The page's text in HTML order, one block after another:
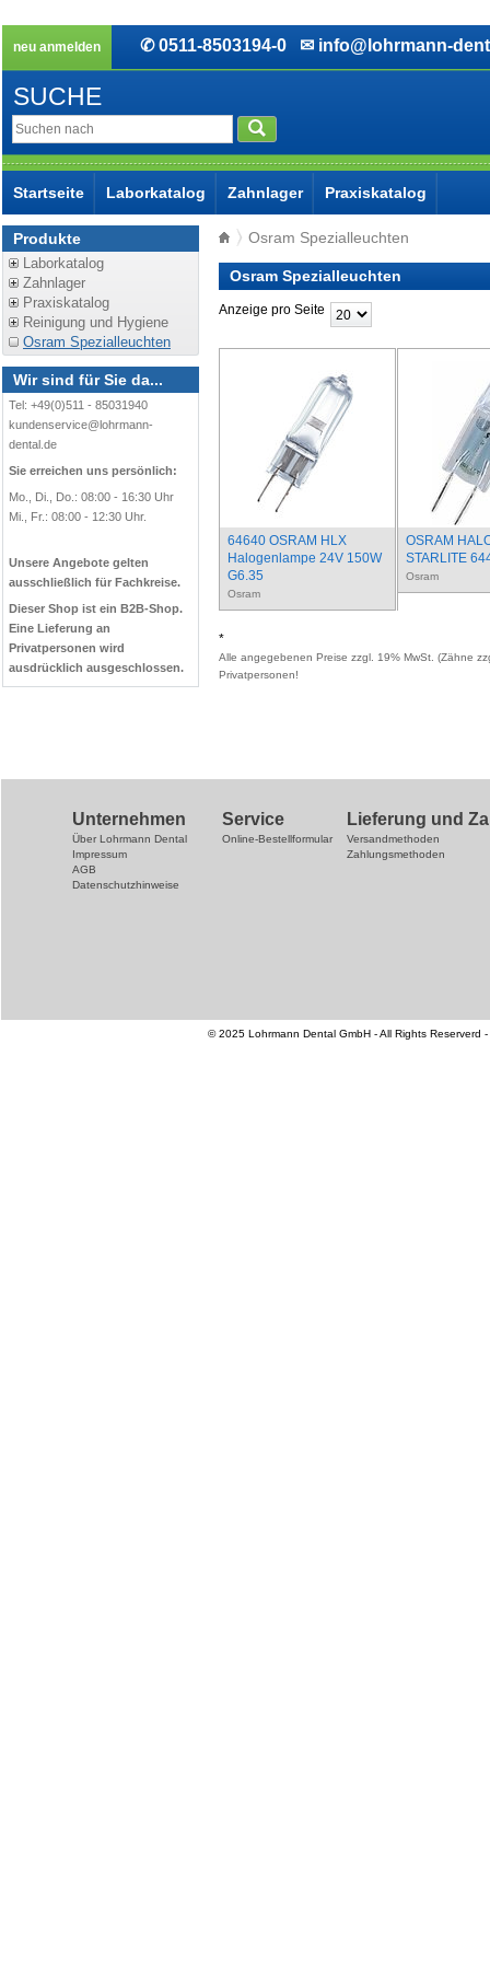
neu anmelden ✆ 0511-8503194-0 ✉ info@lohrmann-
SUCHE
Startseite Laborkatalog Zahnlager Praxiskatalog
Produkte
Laborkatalog
Zahnlager
Praxiskatalog
Reinigung und Hygiene
Osram Spezialleuchten
Wir sind für Sie da...
Tel: +49(0)511 - 85031940
kundenservice@lohrmann-
dental.de
Sie erreichen uns persönlich:
Mo., Di., Do.: 08:00 - 16:30 Uhr
Mi., Fr.: 08:00 - 12:30 Uhr.
Unsere Angebote gelten
ausschließlich für Fachkreise.
Dieser Shop ist ein B2B-Shop.
Eine Lieferung an
Privatpersonen wird
ausdrücklich ausgeschlossen.
Osram Spezialleuchten
Osram Spezialleuchten
Anzeige pro Seite
64640 OSRAM HLX
Halogenlampe 24V 150W
G6.35
Osram
OSRAM
STARLITE
Osram
*
Alle angegebenen Preise zzgl. 19% MwSt. (Zähne
Privatpersonen!
Unternehmen
Über Lohrmann Dental
Impressum
AGB
Datenschutzhinweise
Service
Online-Bestellformular
Lieferung und
Versandmethoden
Zahlungsmethoden
© 2025 Lohrmann Dental GmbH - All Rights Reserverd